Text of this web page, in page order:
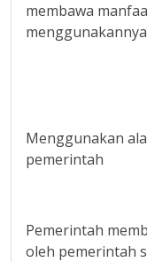
membawa
Menggunakan
pemerintah
Pemerintah
oleh pemerintah